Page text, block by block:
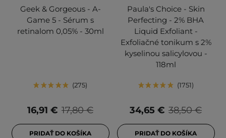
Geek & Gorgeous - A-
Game 5 - Sérum s
retinalom 0,05% - 30ml
275
17,80 €
16,91 €
PRIDAŤ DO KOŠÍKA
Paula's Choice - Skin
Perfecting - 2% BHA
Liquid Exfoliant -
Exfoliačné tonikum s 2%
kyselinou salicylovou -
118ml
1751
38,50 €
34,65 €
PRIDAŤ DO KOŠÍKA